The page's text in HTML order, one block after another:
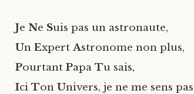
Je Ne Suis pas un astronaute,
Un ExpertAstronome non plus,
Pourtant Papa Tu sais,
Ici Ton Univers, je ne me sens